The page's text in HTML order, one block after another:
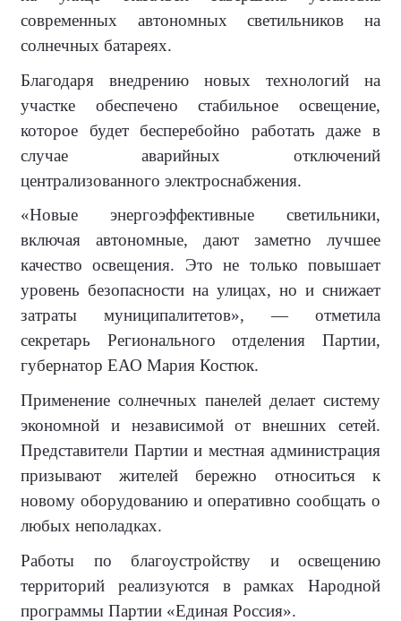
современных автономных светильников на
солнечных батареях.
Благодаря внедрению новых технологий на
участке обеспечено стабильное освещение,
которое будет бесперебойно работать даже в
случае аварийных отключений
централизованного электроснабжения.
«Новые энергоэффективные светильники,
включая автономные, дают заметно лучшее
качество освещения. Это не только повышает
уровень безопасности на улицах, но и снижает
затраты муниципалитетов», — отметила
секретарь Регионального отделения Партии,
губернатор ЕАО Мария Костюк.
Применение солнечных панелей делает систему
экономной и независимой от внешних сетей.
Представители Партии и местная администрация
призывают жителей бережно относиться к
новому оборудованию и оперативно сообщать о
любых неполадках.
Работы по благоустройству и освещению
территорий реализуются в рамках Народной
программы Партии «Единая Россия».